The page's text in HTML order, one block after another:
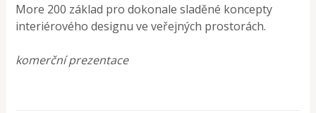
More 200 základ pro dokonale sladěné koncepty
interiérového designu ve veřejných prostorách.
komerční prezentace